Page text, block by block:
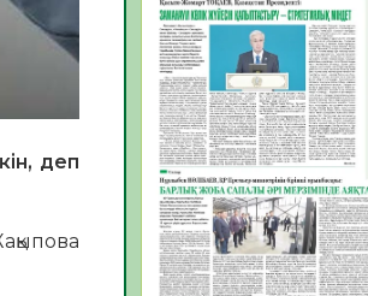
деп
ҚҰРЫЛТАЙ
БОЛАШАҚҚА БАСТАР
ЖАУАПТЫ ТАҢДАУ
06.08.2026
Инфекциялық
қарсы иммундау
жұмыстарының
06.08.2026
Көкжөтел ауруы